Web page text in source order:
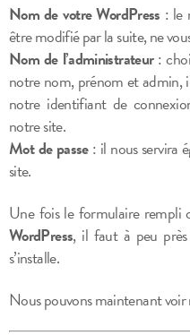
Nom de votre WordPress : le
être modifié par la suite, ne
Nom de l’administrateur:
notre nom, prénom et admin,
notre identifiant de
notre site.
Mot de passe: il nous servira
site.
Une fois le formulaire rempli
WordPress, il faut à peu près
s’installe.
Nous pouvons maintenant